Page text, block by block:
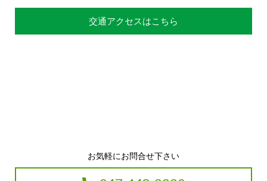
交通アクセスはこちら
お気軽にお問合せ下さい